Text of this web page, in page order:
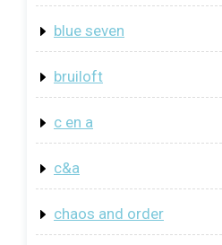
blue seven
bruiloft
c en a
c&a
chaos and order